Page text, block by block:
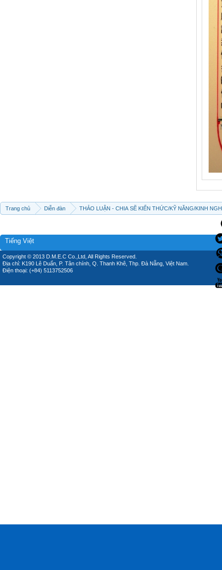
Trang chủ Diễn đàn THẢO LUẬN - CHIA SẼ KIẾN THỨC/KỸ NĂNG/KINH
Tiếng Việt
Copyright © 2013 D.M.E.C Co.,Ltd, All Rights Reserved.
Địa chỉ: K190 Lê Duẩn, P. Tân chính, Q. Thanh Khê, Thp. Đà Nẵng, Việt Nam.
Điện thoại: (+84) 5113752506